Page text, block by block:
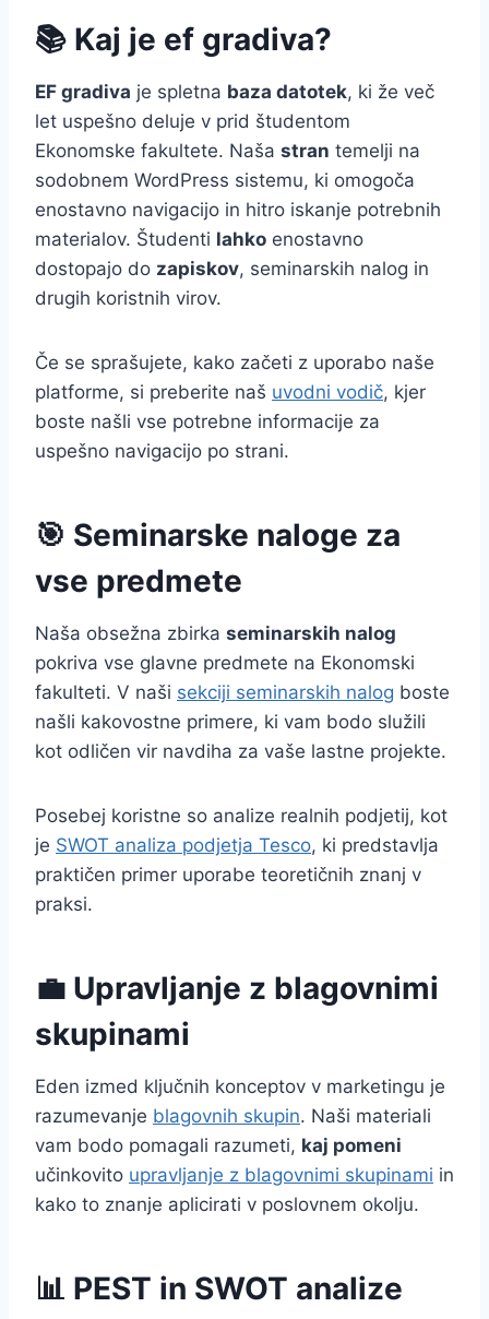
📚 Kaj je ef gradiva?
EF gradiva je spletna baza datotek, ki že več
let uspešno deluje v prid študentom
Ekonomske fakultete. Naša stran temelji na
sodobnem WordPress sistemu, ki omogoča
enostavno navigacijo in hitro iskanje potrebnih
materialov. Študenti lahko enostavno
dostopajo do zapiskov, seminarskih nalog in
drugih koristnih virov.
Če se sprašujete, kako začeti z uporabo naše
platforme, si preberite naš uvodni vodič, kjer
boste našli vse potrebne informacije za
uspešno navigacijo po strani.
🎯 Seminarske naloge za
vse predmete
Naša obsežna zbirka seminarskih nalog
pokriva vse glavne predmete na Ekonomski
fakulteti. V naši sekciji seminarskih nalog boste
našli kakovostne primere, ki vam bodo služili
kot odličen vir navdiha za vaše lastne projekte.
Posebej koristne so analize realnih podjetij, kot
je SWOT analiza podjetja Tesco, ki predstavlja
praktičen primer uporabe teoretičnih znanj v
praksi.
💼 Upravljanje z blagovnimi
skupinami
Eden izmed ključnih konceptov v marketingu je
razumevanje blagovnih skupin. Naši materiali
vam bodo pomagali razumeti, kaj pomeni
učinkovito upravljanje z blagovnimi skupinami in
kako to znanje aplicirati v poslovnem okolju.
📊 PEST in SWOT analize